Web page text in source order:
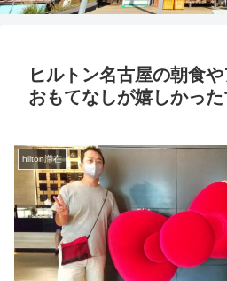
ヒルトン名古屋の朝食
おもてなしが嬉しかっ
hilton滞在